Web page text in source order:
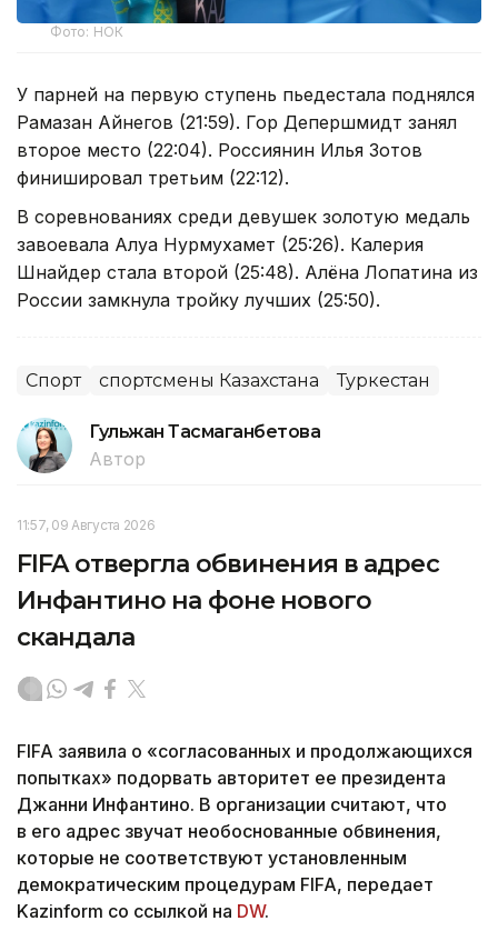
Фото: НОК
У парней на первую ступень пьедестала поднялся
Рамазан Айнегов (21:59). Гор Депершмидт занял
второе место (22:04). Россиянин Илья Зотов
финишировал третьим (22:12).
В соревнованиях среди девушек золотую медаль
завоевала Алуа Нурмухамет (25:26). Калерия
Шнайдер стала второй (25:48). Алёна Лопатина из
России замкнула тройку лучших (25:50).
Спорт спортсмены Казахстана Туркестан
Гульжан Тасмаганбетова
Автор
11:57, 09 Августа 2026
FIFA отвергла обвинения в адрес
Инфантино на фоне нового
скандала
FIFA заявила о «согласованных и продолжающихся
попытках» подорвать авторитет ее президента
Джанни Инфантино. В организации считают, что
в его адрес звучат необоснованные обвинения,
которые не соответствуют установленным
демократическим процедурам FIFA, передает
Kazinform со ссылкой на DW.